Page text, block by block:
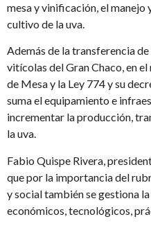
mesa y vinificación, el manejo
cultivo de la uva.
Además de la transferencia
vitícolas del Gran Chaco, en
de Mesa y la Ley 774 y su
suma el equipamiento e
incrementar la producción,
la uva.
Fabio Quispe Rivera,
que por la importancia del
y social también se gestiona
económicos, tecnológicos,